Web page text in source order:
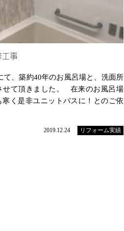
工事
て、築約40年のお風呂場と、洗面所
せて頂きました。 在来のお風呂場
寒く是非ユニットバスに！とのご依
2019.12.24 リフォーム実績